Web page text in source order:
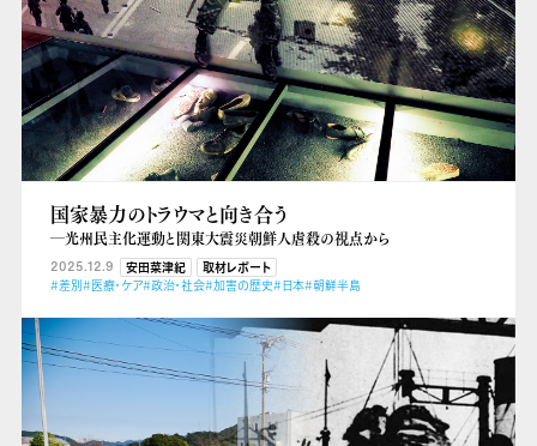
国家暴力のトラウマと向き合う
―光州民主化運動と関東大震災朝鮮人虐殺の視点から
2025.12.9 安田菜津紀
取材レポート
#差別#医療・ケア#政治・社会#加害の歴史#日本#朝鮮半島